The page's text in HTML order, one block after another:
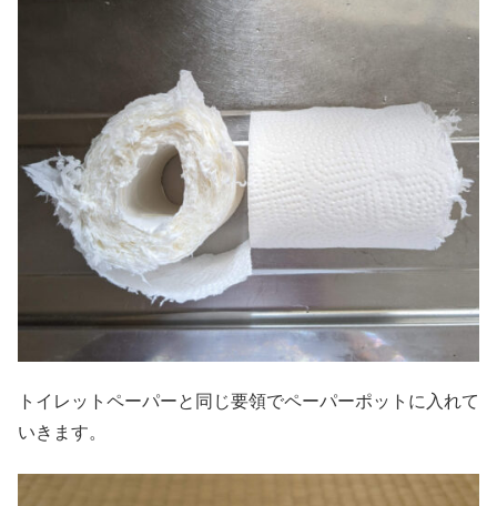
トイレットペーパーと同じ要領でペーパーポットに入れて
いきます。